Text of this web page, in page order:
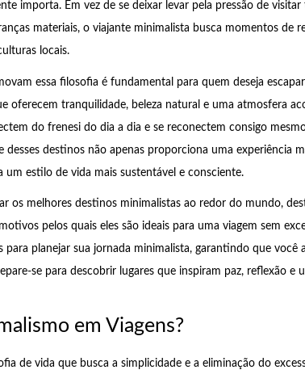
importa. Em vez de se deixar levar pela pressão de
materiais, o viajante minimalista busca momentos de
locais.
essa filosofia é fundamental para quem deseja
oferecem tranquilidade, beleza natural e uma atmosfera
do frenesi do dia a dia e se reconectem consigo
desses destinos não apenas proporciona uma experiência
um estilo de vida mais sustentável e consciente.
os melhores destinos minimalistas ao redor do mundo,
pelos quais eles são ideais para uma viagem sem
para planejar sua jornada minimalista, garantindo que você
se para descobrir lugares que inspiram paz, reflexão e
em Viagens?
de vida que busca a simplicidade e a eliminação do